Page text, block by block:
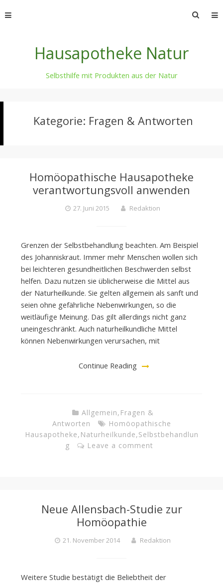
to
Hausapotheke Natur
Selbsthilfe mit Produkten aus der Natur
Kategorie: Fragen & Antworten
Homöopathische Hausapotheke
verantwortungsvoll anwenden
27. Juni 2015 Redaktion
Grenzen der Selbstbehandlung beachten. Am Beispiel
des Johanniskraut. Immer mehr Menschen wollen sich
bei leichteren gesundheitlichen Beschwerden selbst
helfen. Dazu nutzen sie üblicherweise die Mittel aus
der Naturheilkunde. Sie gelten allgemein als sanft und
seien ohne gefährliche Nebenwirkungen, so die
weitläufige Meinung. Das gilt allerdings nicht ganz
uneingeschränkt. Auch naturheilkundliche Mittel
können Nebenwirkungen verursachen, mit
Continue Reading
Allgemein, Fragen &
Antworten
Homöopathische
Hausapotheke, Naturheilkunde,Selbstbehandlun
g
Leave a comment
Neue Allensbach-Studie zur
Homöopathie
21. November 2014 Redaktion
Weitere Studie bestätigt die Beliebtheit der